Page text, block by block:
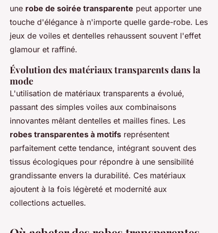
une robe de soirée transparente peut apporter une
touche d'élégance à n'importe quelle garde-robe. Les
jeux de voiles et dentelles rehaussent souvent l'effet
glamour et raffiné.
Évolution des matériaux transparents dans la
mode
L'utilisation de matériaux transparents a évolué,
passant des simples voiles aux combinaisons
innovantes mêlant dentelles et mailles fines. Les
robes transparentes à motifs représentent
parfaitement cette tendance, intégrant souvent des
tissus écologiques pour répondre à une sensibilité
grandissante envers la durabilité. Ces matériaux
ajoutent à la fois légèreté et modernité aux
collections actuelles.